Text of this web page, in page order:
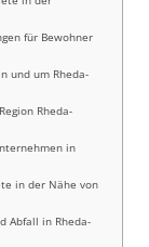
für Bewohner
und um Rheda-
Rheda-
in
in der Nähe von
Abfall in Rheda-